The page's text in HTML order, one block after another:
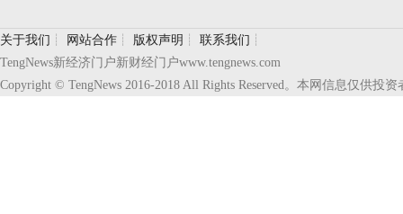
关于我们 ┊ 网站合作 ┊ 版权声明 ┊ 联系我们 ┊
TengNews新经济门户新财经门户www.tengnews.com
Copyright © TengNews 2016-2018 All Rights Reserved。本网信息仅供投